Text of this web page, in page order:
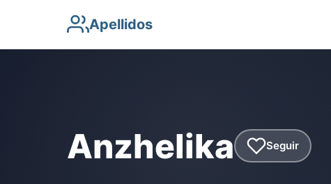
Apellidos
Anzhelika Seguir